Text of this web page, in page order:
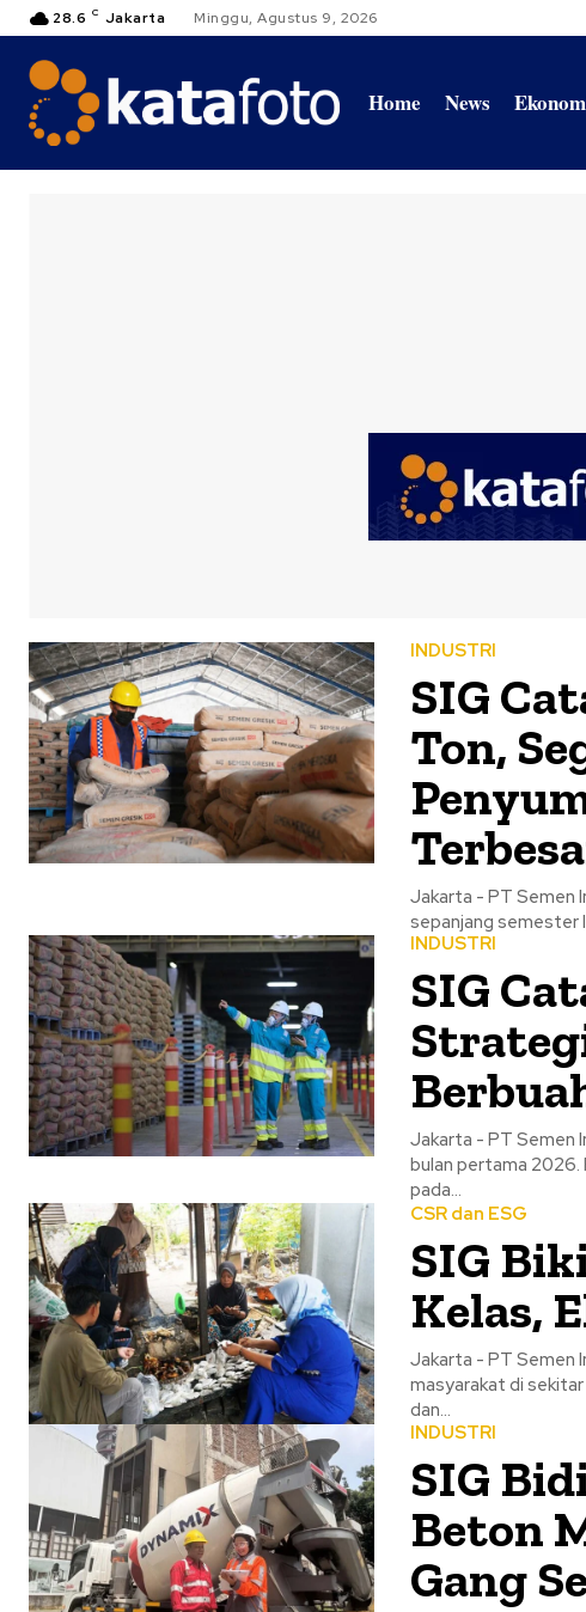
28.6 C Jakarta Minggu, Agustus 9, 2026
Home News
INDUSTRI
SIG
Ton,
Jakarta - PT Semen
sepanjang semester
INDUSTRI
SIG
Jakarta - PT Semen
bulan pertama 2026.
pada...
CSR dan ESG
SIG
Kelas,
Jakarta - PT Semen
masyarakat di
dan...
INDUSTRI
SIG
Beton
Gang